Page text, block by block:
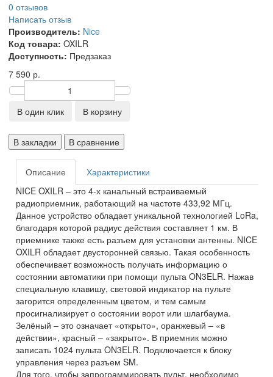
0 отзывов
Написать отзыв
Производитель: Nice
Код товара: OXILR
Доступность: Предзаказ
7 590 р.
В один клик В корзину
В закладки В сравнение
Описание
Характеристики
NICE OXILR – это 4-х канальный встраиваемый
радиоприемник, работающий на частоте 433,92 МГц.
Данное устройство обладает уникальной технологией LoRa,
благодаря которой радиус действия составляет 1 км. В
приемнике также есть разъем для установки антенны. NICE
OXILR обладает двусторонней связью. Такая особенность
обеспечивает возможность получать информацию о
состоянии автоматики при помощи пульта ON3ELR. Нажав
специальную клавишу, световой индикатор на пульте
загорится определенным цветом, и тем самым
просигнализирует о состоянии ворот или шлагбаума.
Зелёный – это означает «открыто», оранжевый – «в
действии», красный – «закрыто». В приемник можно
записать 1024 пульта ON3ELR. Подключается к блоку
управления через разъем SM.
Для того, чтобы запрограммировать пульт, необходимо